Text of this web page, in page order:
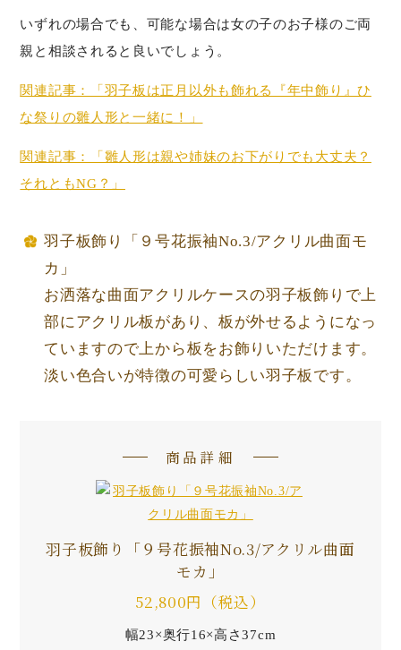
いずれの場合でも、可能な場合は女の子のお子様のご両
親と相談されると良いでしょう。
関連記事：「羽子板は正月以外も飾れる『年中飾り』ひ
な祭りの雛人形と一緒に！」
関連記事：「雛人形は親や姉妹のお下がりでも大丈夫？
それともNG？」
羽子板飾り「９号花振袖No.3/アクリル曲面モ
カ」
お洒落な曲面アクリルケースの羽子板飾りで上
部にアクリル板があり、板が外せるようになっ
ていますので上から板をお飾りいただけます。
淡い色合いが特徴の可愛らしい羽子板です。
商品詳細
羽子板飾り「９号花振袖No.3/アクリル曲面
モカ」
52,800円（税込）
幅23×奥行16×高さ37cm